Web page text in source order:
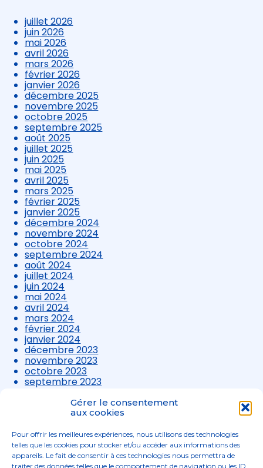
Gérer le consentement
aux cookies
Pour offrir les meilleures expériences, nous utilisons des technologies
telles que les cookies pour stocker et/ou accéder aux informations des
appareils. Le fait de consentir à ces technologies nous permettra de
traiter des données telles que le comportement de navigation ou les ID
juillet 2026
juin 2026
mai 2026
avril 2026
mars 2026
février 2026
janvier 2026
décembre 2025
novembre 2025
octobre 2025
septembre 2025
août 2025
juillet 2025
juin 2025
mai 2025
avril 2025
mars 2025
février 2025
janvier 2025
décembre 2024
novembre 2024
octobre 2024
septembre 2024
août 2024
juillet 2024
juin 2024
mai 2024
avril 2024
mars 2024
février 2024
janvier 2024
décembre 2023
novembre 2023
octobre 2023
septembre 2023
août 2023
juillet 2023
avril 2023
mars 2023